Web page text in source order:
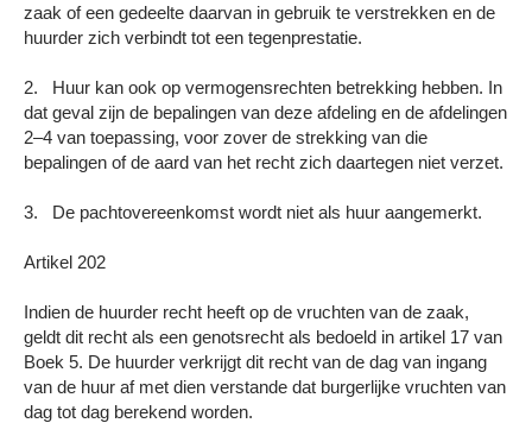
zaak of een gedeelte daarvan in gebruik te verstrekken en de
huurder zich verbindt tot een tegenprestatie.
2. Huur kan ook op vermogensrechten betrekking hebben. In
dat geval zijn de bepalingen van deze afdeling en de afdelingen
2–4 van toepassing, voor zover de strekking van die
bepalingen of de aard van het recht zich daartegen niet verzet.
3. De pachtovereenkomst wordt niet als huur aangemerkt.
Artikel 202
Indien de huurder recht heeft op de vruchten van de zaak,
geldt dit recht als een genotsrecht als bedoeld in artikel 17 van
Boek 5. De huurder verkrijgt dit recht van de dag van ingang
van de huur af met dien verstande dat burgerlijke vruchten van
dag tot dag berekend worden.